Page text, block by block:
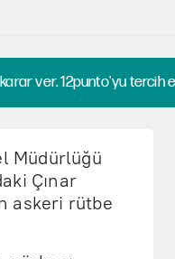
ver. 12punto'yu tercih
Müdürlüğü
Çınar
askeri rütbe